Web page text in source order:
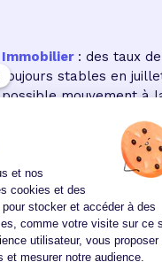
Immobilier : des taux
toujours stables en
possible mouvement à
: la
taux réduit encore le
des acquéreurs
12:00:00/06/2026)